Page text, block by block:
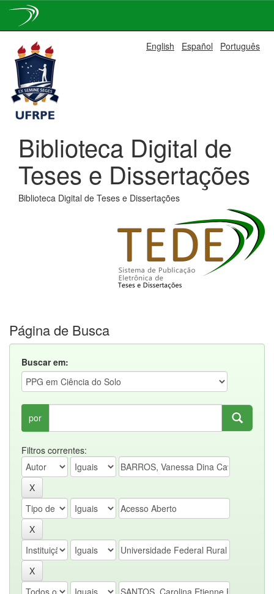
navigation
English Español Português
Biblioteca Digital de
Teses e Dissertações
Biblioteca Digital de Teses e Dissertações
Página de Busca
Buscar em:
por
Filtros correntes: